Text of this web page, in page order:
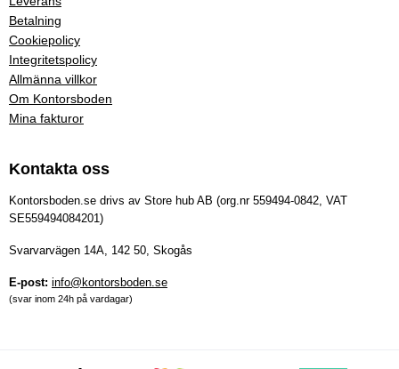
Betalning
Cookiepolicy
Integritetspolicy
Allmänna villkor
Om Kontorsboden
Mina fakturor
Kontakta oss
Kontorsboden.se drivs av Store hub AB (org.nr 559494-0842, VAT
SE559494084201)
Svarvarvägen 14A, 142 50, Skogås
E-post: info@kontorsboden.se
(svar inom 24h på vardagar)